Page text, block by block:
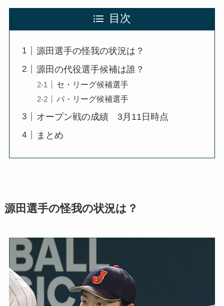
目次
源田選手の怪我の状況は？
源田の代役選手候補は誰？
セ・リーグ候補選手
パ・リーグ候補選手
オープン戦の成績 3月11日時点
まとめ
源田選手の怪我の状況は？